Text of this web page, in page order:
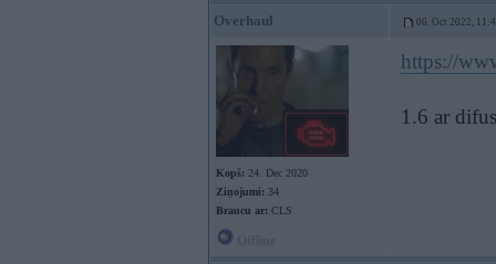
Overhaul 06. Oct 2022,
Kopš: 24. Dec 2020
Ziņojumi: 34
Braucu ar: CLS
https://
1.6 ar